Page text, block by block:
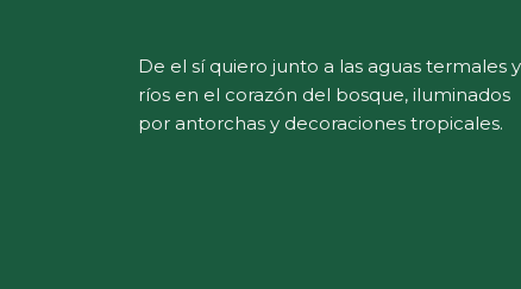
De el sí quiero junto a las aguas termales y
ríos en el corazón del bosque, iluminados
por antorchas y decoraciones tropicales.